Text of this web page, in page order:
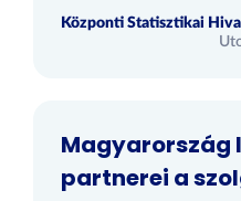
Központi Statisztikai
Magyarország
partnerei a